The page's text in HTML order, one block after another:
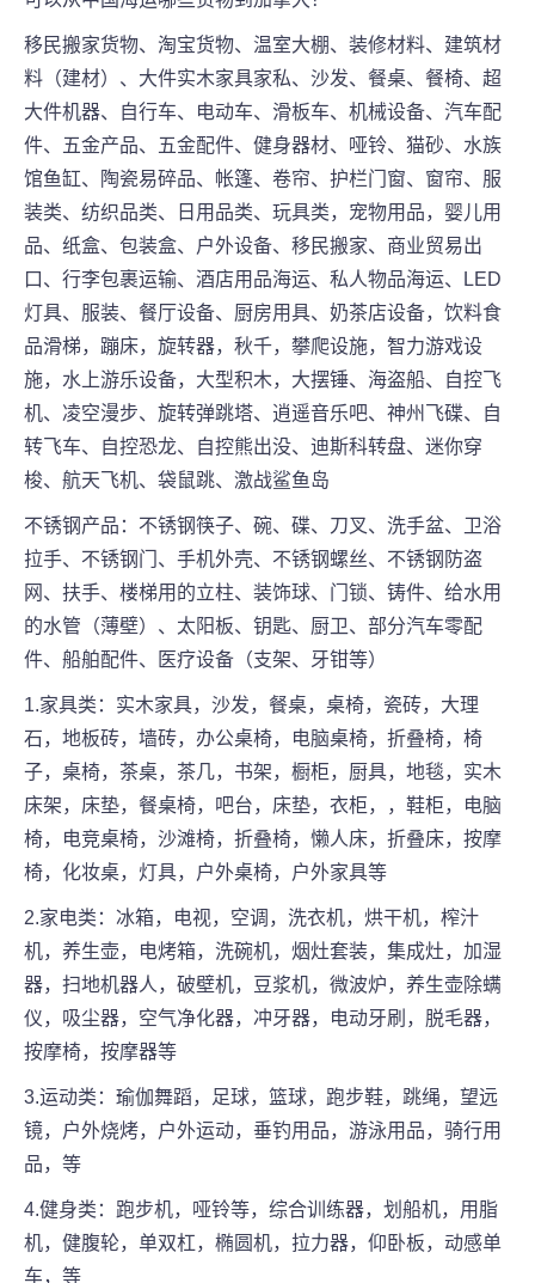
移民搬家货物、淘宝货物、温室大棚、装修材料、建筑材
料（建材）、大件实木家具家私、沙发、餐桌、餐椅、超
大件机器、自行车、电动车、滑板车、机械设备、汽车配
件、五金产品、五金配件、健身器材、哑铃、猫砂、水族
馆鱼缸、陶瓷易碎品、帐篷、卷帘、护栏门窗、窗帘、服
装类、纺织品类、日用品类、玩具类，宠物用品，婴儿用
品、纸盒、包装盒、户外设备、移民搬家、商业贸易出
口、行李包裹运输、酒店用品海运、私人物品海运、LED
灯具、服装、餐厅设备、厨房用具、奶茶店设备，饮料食
品滑梯，蹦床，旋转器，秋千，攀爬设施，智力游戏设
施，水上游乐设备，大型积木，大摆锤、海盗船、自控飞
机、凌空漫步、旋转弹跳塔、逍遥音乐吧、神州飞碟、自
转飞车、自控恐龙、自控熊出没、迪斯科转盘、迷你穿
梭、航天飞机、袋鼠跳、激战鲨鱼岛
不锈钢产品：不锈钢筷子、碗、碟、刀叉、洗手盆、卫浴
拉手、不锈钢门、手机外壳、不锈钢螺丝、不锈钢防盗
网、扶手、楼梯用的立柱、装饰球、门锁、铸件、给水用
的水管（薄壁）、太阳板、钥匙、厨卫、部分汽车零配
件、船舶配件、医疗设备（支架、牙钳等）
1.家具类：实木家具，沙发，餐桌，桌椅，瓷砖，大理
石，地板砖，墙砖，办公桌椅，电脑桌椅，折叠椅，椅
子，桌椅，茶桌，茶几，书架，橱柜，厨具，地毯，实木
床架，床垫，餐桌椅，吧台，床垫，衣柜，，鞋柜，电脑
椅，电竞桌椅，沙滩椅，折叠椅，懒人床，折叠床，按摩
椅，化妆桌，灯具，户外桌椅，户外家具等
2.家电类：冰箱，电视，空调，洗衣机，烘干机，榨汁
机，养生壶，电烤箱，洗碗机，烟灶套装，集成灶，加湿
器，扫地机器人，破壁机，豆浆机，微波炉，养生壶除螨
仪，吸尘器，空气净化器，冲牙器，电动牙刷，脱毛器，
按摩椅，按摩器等
3.运动类：瑜伽舞蹈，足球，篮球，跑步鞋，跳绳，望远
镜，户外烧烤，户外运动，垂钓用品，游泳用品，骑行用
品，等
4.健身类：跑步机，哑铃等，综合训练器，划船机，用脂
机，健腹轮，单双杠，椭圆机，拉力器，仰卧板，动感单
车，等